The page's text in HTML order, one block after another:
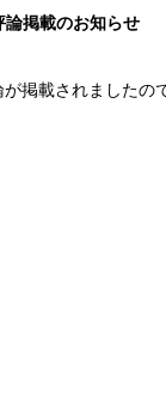
論掲載のお知らせ
が掲載されましたの